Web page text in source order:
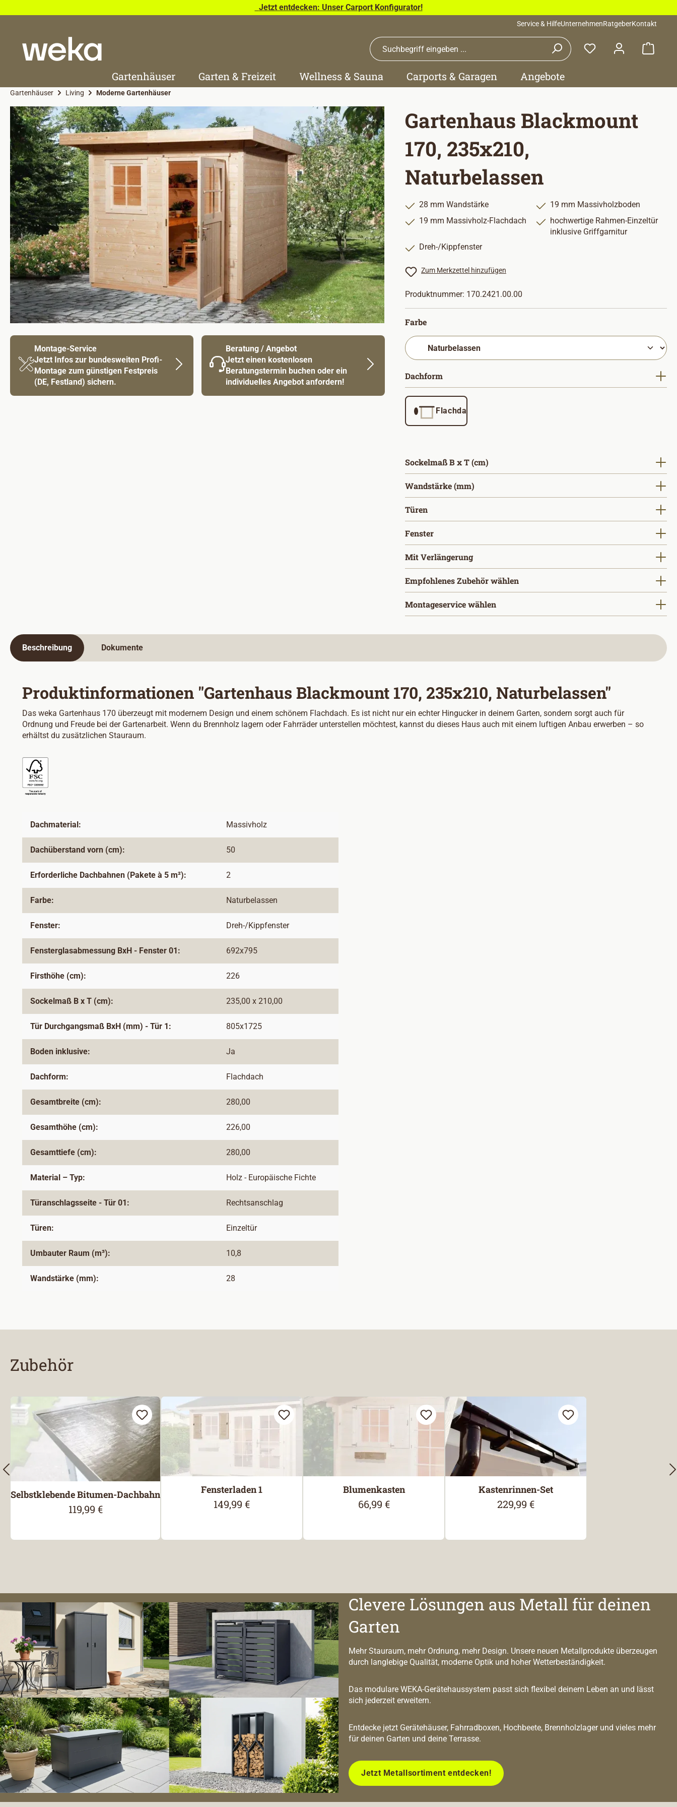
Jetzt entdecken: Unser Carport Konfigurator!
Service & HilfeUnternehmenRatgeberKontakt
Gartenhäuser Garten & Freizeit Wellness & Sauna Carports & Garagen Angebote
Gartenhäuser Living Moderne Gartenhäuser
Bildergalerie überspringen
Montage-Service
Jetzt Infos zur bundesweiten Profi-
Montage zum günstigen Festpreis
(DE, Festland) sichern.
Beratung / Angebot
Jetzt einen kostenlosen
Beratungstermin buchen oder ein
individuelles Angebot anfordern!
Gartenhaus Blackmount
170, 235x210,
Naturbelassen
28 mm Wandstärke
19 mm Massivholzboden
19 mm Massivholz-Flachdach
hochwertige Rahmen-Einzeltür
inklusive Griffgarnitur
Dreh-/Kippfenster
Zum Merkzettel hinzufügen
Produktnummer: 170.2421.00.00
Farbeauswählen
Dachform
Flachdach
Sockelmaß B x T (cm)
Wandstärke (mm)
Türen
Fensterauswählen
Mit Verlängerungauswählen
Empfohlenes Zubehör wählen
Montageservice wählen
Beschreibung Dokumente
Produktinformationen "Gartenhaus Blackmount 170, 235x210, Naturbelassen"
Das weka Gartenhaus 170 überzeugt mit modernem Design und einem schönem Flachdach. Es ist nicht nur ein echter Hingucker in deinem Garten, sondern sorgt auch für
Ordnung und Freude bei der Gartenarbeit. Wenn du Brennholz lagern oder Fahrräder unterstellen möchtest, kannst du dieses Haus auch mit einem luftigen Anbau erwerben – so
erhältst du zusätzlichen Stauraum.
Dachmaterial: Massivholz
Dachüberstand vorn (cm): 50
Erforderliche Dachbahnen (Pakete à 5 m²): 2
Farbe: Naturbelassen
Fenster: Dreh-/Kippfenster
Fensterglasabmessung BxH - Fenster 01: 692x795
Firsthöhe (cm): 226
Sockelmaß B x T (cm): 235,00 x 210,00
Tür Durchgangsmaß BxH (mm) - Tür 1: 805x1725
Boden inklusive: Ja
Dachform: Flachdach
Gesamtbreite (cm): 280,00
Gesamthöhe (cm): 226,00
Gesamttiefe (cm): 280,00
Material – Typ: Holz - Europäische Fichte
Türanschlagsseite - Tür 01: Rechtsanschlag
Türen: Einzeltür
Umbauter Raum (m³): 10,8
Wandstärke (mm): 28
Zubehör
Selbstklebende Bitumen-Dachbahn
Regulärer Preis:
119,99 €
Fensterladen 1
Regulärer Preis:
149,99 €
Blumenkasten
Regulärer Preis:
66,99 €
Kastenrinnen-Set
Regulärer Preis:
229,99 €
Clevere Lösungen aus Metall für deinen
Garten
Mehr Stauraum, mehr Ordnung, mehr Design. Unsere neuen Metallprodukte überzeugen
durch langlebige Qualität, moderne Optik und hoher Wetterbeständigkeit.
Das modulare WEKA-Gerätehaussystem passt sich flexibel deinem Leben an und lässt
sich jederzeit erweitern.
Entdecke jetzt Gerätehäuser, Fahrradboxen, Hochbeete, Brennholzlager und vieles mehr
für deinen Garten und deine Terrasse.
Jetzt Metallsortiment entdecken!